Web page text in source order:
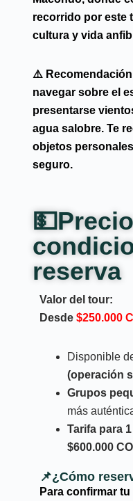
recorrido por este
cultura y vida
⚠️
navegar sobre el
presentarse
agua salobre. Te
objetos
seguro.
reserva
Valor del tour:
Desde $250.000
Disponible
(operación
Grupos
más
Tarifa para
$600.000
📌¿Cómo
Para confirmar